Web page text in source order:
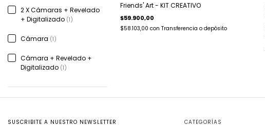
2 X Cámaras + Revelado
+ Digitalizado (1)
Cámara (1)
Cámara + Revelado +
Digitalizado (1)
Friends' Art - KIT CREATIVO
$59.900,00
$58.103,00 con Transferencia o depósito
SUSCRIBITE A NUESTRO NEWSLETTER CATEGORÍAS